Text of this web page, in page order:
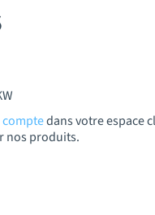
dans votre espace
nos produits.